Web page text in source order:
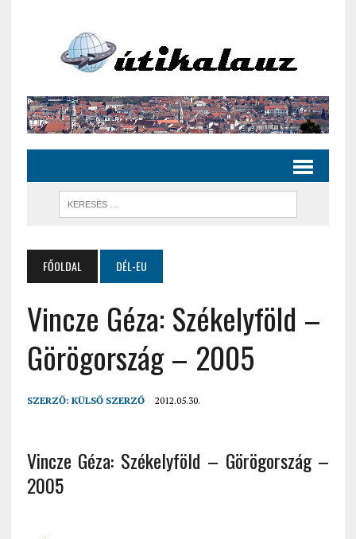
FŐOLDAL DÉL-EU
Vincze Géza: Székelyföld –
Görögország – 2005
SZERZŐ: KÜLSŐ SZERZŐ 2012.05.30.
Vincze Géza: Székelyföld – Görögország –
2005